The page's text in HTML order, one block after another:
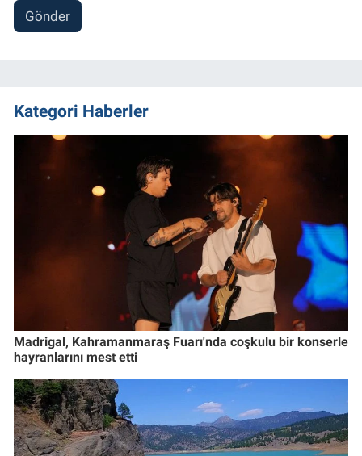
Gönder
Kategori Haberler
Madrigal, Kahramanmaraş Fuarı'nda coşkulu bir konserle
hayranlarını mest etti